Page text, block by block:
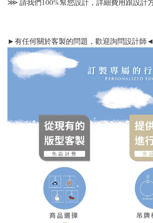
►有任何關於客製的問題，歡迎詢問設計師◄